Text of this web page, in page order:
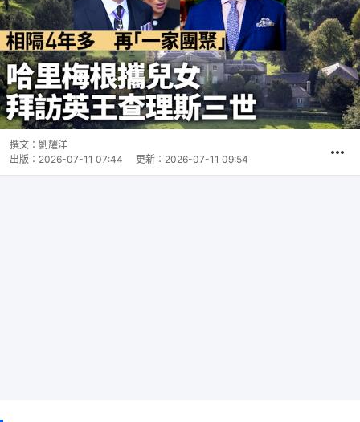
撰文： 劉耀洋
出版： 2026-07-11 07:44 更新： 2026-07-11 09:54